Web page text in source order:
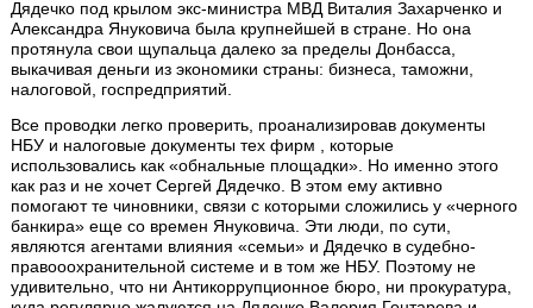
Дядечко под крылом экс-министра МВД Виталия Захарченко и
Александра Януковича была крупнейшей в стране. Но она
протянула свои щупальца далеко за пределы Донбасса,
выкачивая деньги из экономики страны: бизнеса, таможни,
налоговой, госпредприятий.
Все проводки легко проверить, проанализировав документы
НБУ и налоговые документы тех фирм , которые
использовались как «обнальные площадки». Но именно этого
как раз и не хочет Сергей Дядечко. В этом ему активно
помогают те чиновники, связи с которыми сложились у «черного
банкира» еще со времен Януковича. Эти люди, по сути,
являются агентами влияния «семьи» и Дядечко в судебно-
правооохранительной системе и в том же НБУ. Поэтому не
удивительно, что ни Антикоррупционное бюро, ни прокуратура,